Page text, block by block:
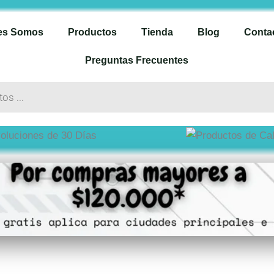
Somos Productos Tienda Blog
Preguntas Frecuentes